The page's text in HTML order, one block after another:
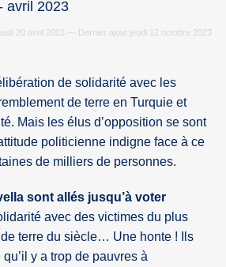
avril 2023
20 avril 2023 — Dernier ajout jeudi 12 octobre 2023
de solidarité avec les
de terre en Turquie et
Mais les élus d’opposition se sont
politicienne indigne face à ce
de milliers de personnes.
sont allés jusqu’à voter
avec des victimes du plus
terre du siècle… Une honte ! Ils
y a trop de pauvres à